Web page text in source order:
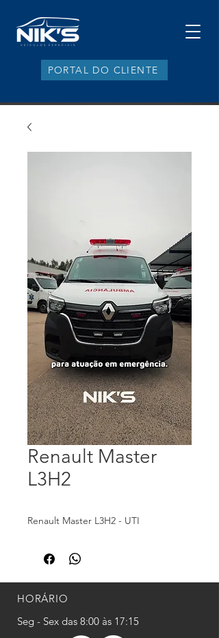
PORTAL DO CLIENTE
Renault Master
L3H2
Renault Master L3H2 - UTI
HORÁRIO
Seg - Sex das 8:00 às 17:15